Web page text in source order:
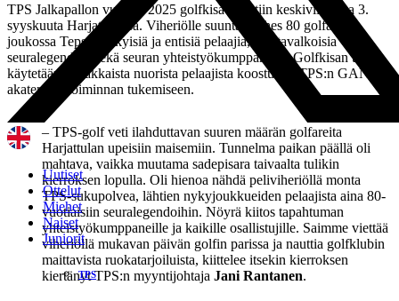
Uutiset
Ottelut
Miehet
Naiset
Juniorit
TPS
TPS Jalkapallon vuoden 2025 golfkisa pelattiin keskiviikkona 3.
syyskuuta Harjattulassa. Viheriölle suuntasi lähes 80 golfaria,
joukossa Tepsin nykyisiä ja entisiä pelaajia, mustavalkoisia
seuralegendoja sekä seuran yhteistyökumppaneita. Golfkisan tuotto
käytetään lahjakkaista nuorista pelaajista koostuvan TPS:n GANT-
akatemian toiminnan tukemiseen.
– TPS-golf veti ilahduttavan suuren määrän golfareita
Harjattulan upeisiin maisemiin. Tunnelma paikan päällä oli
mahtava, vaikka muutama sadepisara taivaalta tulikin
kierroksen lopulla. Oli hienoa nähdä peliviheriöllä monta
TPS-sukupolvea, lähtien nykyjoukkueiden pelaajista aina 80-
vuotiaisiin seuralegendoihin. Nöyrä kiitos tapahtuman
yhteistyökumppaneille ja kaikille osallistujille. Saimme viettää
viheriöllä mukavan päivän golfin parissa ja nauttia golfklubin
maittavista ruokatarjoiluista, kiittelee itsekin kierroksen
kiertänyt TPS:n myyntijohtaja Jani Rantanen.